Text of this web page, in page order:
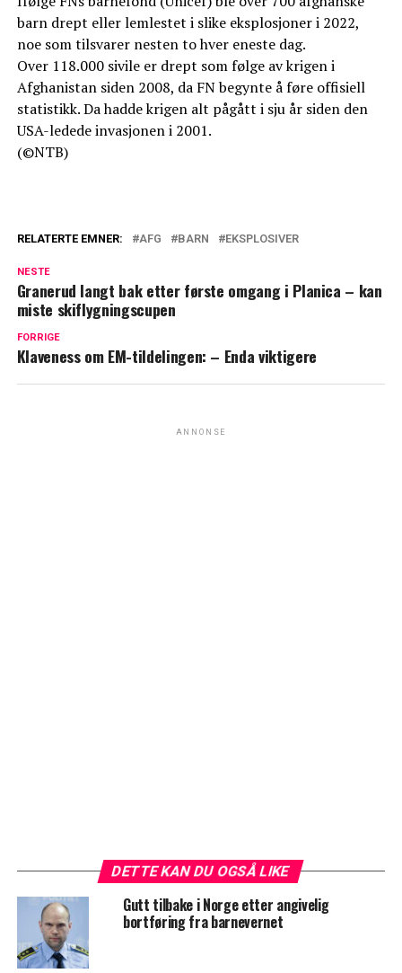
barn drept eller lemlestet i slike eksplosjoner i 2022,
noe som tilsvarer nesten to hver eneste dag.
Over 118.000 sivile er drept som følge av krigen i
Afghanistan siden 2008, da FN begynte å føre offisiell
statistikk. Da hadde krigen alt pågått i sju år siden den
USA-ledede invasjonen i 2001.
(©NTB)
RELATERTE EMNER: AFG BARN EKSPLOSIVER
NESTE
Granerud langt bak etter første omgang i Planica – kan
miste skiflygningscupen
FORRIGE
Klaveness om EM-tildelingen: – Enda viktigere
ANNONSE
DETTE KAN DU OGSÅ LIKE
Gutt tilbake i Norge etter angivelig
bortføring fra barnevernet